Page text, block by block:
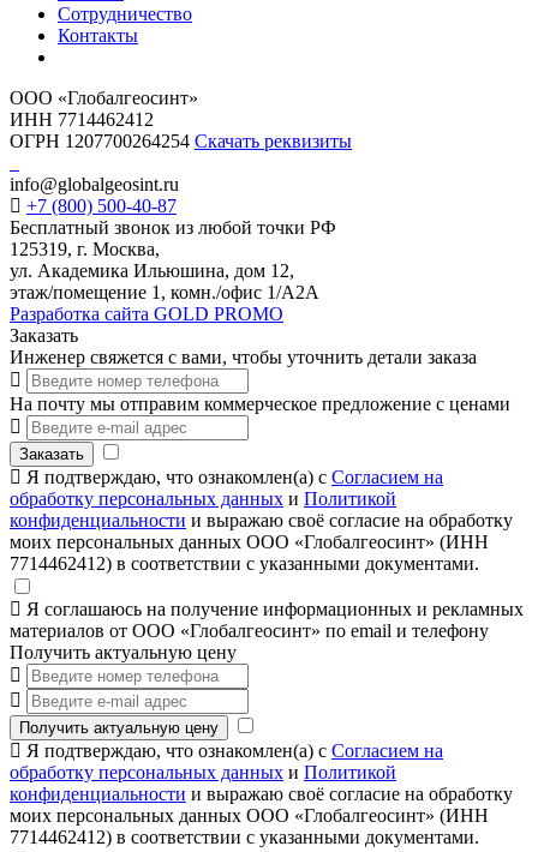
Сотрудничество
Контакты
ООО «Глобалгеосинт»
ИНН 7714462412
ОГРН 1207700264254 Скачать реквизиты
info@globalgeosint.ru
+7 (800) 500-40-87
Бесплатный звонок из любой точки РФ
125319, г. Москва,
ул. Академика Ильюшина, дом 12,
этаж/помещение 1, комн./офис 1/А2А
Разработка сайта GOLD PROMO
Заказать
Инженер свяжется с вами, чтобы уточнить детали заказа
На почту мы отправим коммерческое предложение с ценами
Заказать
Я подтверждаю, что ознакомлен(а) с Согласием на
обработку персональных данных и Политикой
конфиденциальности и выражаю своё согласие на обработку
моих персональных данных ООО «Глобалгеосинт» (ИНН
7714462412) в соответствии с указанными документами.
Я соглашаюсь на получение информационных и рекламных
материалов от ООО «Глобалгеосинт» по email и телефону
Получить актуальную цену
Получить актуальную цену
Я подтверждаю, что ознакомлен(а) с Согласием на
обработку персональных данных и Политикой
конфиденциальности и выражаю своё согласие на обработку
моих персональных данных ООО «Глобалгеосинт» (ИНН
7714462412) в соответствии с указанными документами.